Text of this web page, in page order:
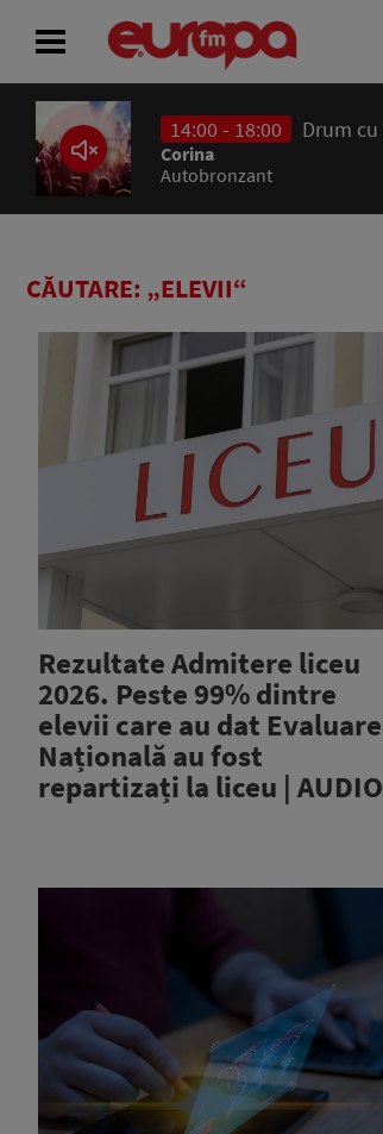
14:00 - 18:00 Drum
Corina
Autobronzant
CĂUTARE: „ELEVII“
Rezultate Admitere liceu
2026. Peste 99% dintre
elevii care au dat
Națională au fost
repartizați la liceu | AUDIO
ACASĂ
ȘTIRI
CONCURSURI
PODCAST
ASCULTĂ LIVE